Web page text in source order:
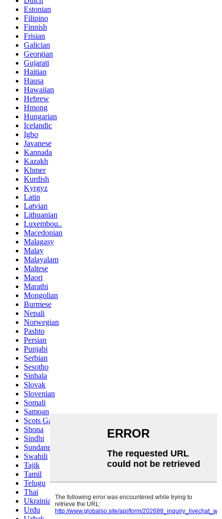
Estonian
Filipino
Finnish
Frisian
Galician
Georgian
Gujarati
Haitian
Hausa
Hawaiian
Hebrew
Hmong
Hungarian
Icelandic
Igbo
Javanese
Kannada
Kazakh
Khmer
Kurdish
Kyrgyz
Latin
Latvian
Lithuanian
Luxembou..
Macedonian
Malagasy
Malay
Malayalam
Maltese
Maori
Marathi
Mongolian
Burmese
Nepali
Norwegian
Pashto
Persian
Punjabi
Serbian
Sesotho
Sinhala
Slovak
Slovenian
Somali
Samoan
Scots Gaelic
Shona
Sindhi
Sundanese
Swahili
Tajik
Tamil
Telugu
Thai
Ukrainian
Urdu